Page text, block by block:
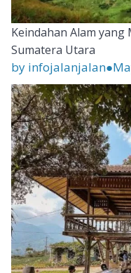
Keindahan Alam
Sumatera Utara
by infojalanjalan●